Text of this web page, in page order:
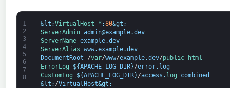
1
2
3
4
5
6
7
8
&lt;VirtualHost * :80&gt;
ServerAdmin admin@example.dev
ServerName example.dev
ServerAlias www.example.dev
DocumentRoot
/var/www/example.dev/public_html
ErrorLog
${APACHE_LOG_DIR}/error. log
CustomLog
${APACHE_LOG_DIR}/access . log
combined
&lt; /VirtualHost&gt;